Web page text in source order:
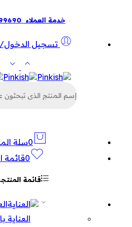
خدمة العملاء
تسجيل
عن
0سلة
0قائمة
قائمة
العناية